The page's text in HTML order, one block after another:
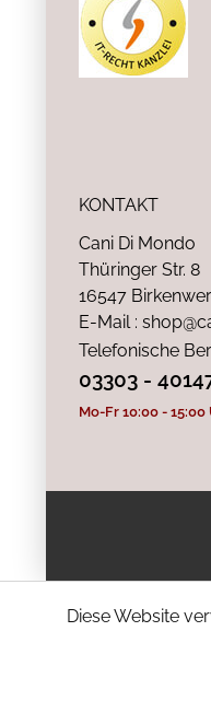
KONTAKT
Cani Di Mondo
Thüringer Str. 8
16547
E-Mail :
Telefonische
03303 -
Mo-Fr 10:00 - 15:00
Diese Website